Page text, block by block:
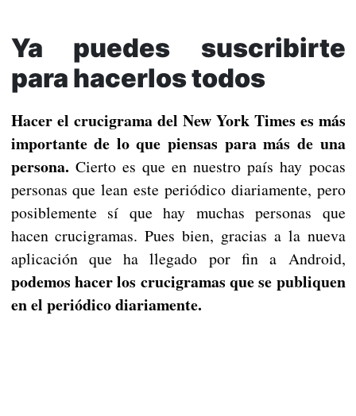
Ya puedes suscribirte
para hacerlos todos
Hacer el crucigrama del New York Times es más
importante de lo que piensas para más de una
persona. Cierto es que en nuestro país hay pocas
personas que lean este periódico diariamente, pero
posiblemente sí que hay muchas personas que
hacen crucigramas. Pues bien, gracias a la nueva
aplicación que ha llegado por fin a Android,
podemos hacer los crucigramas que se publiquen
en el periódico diariamente.